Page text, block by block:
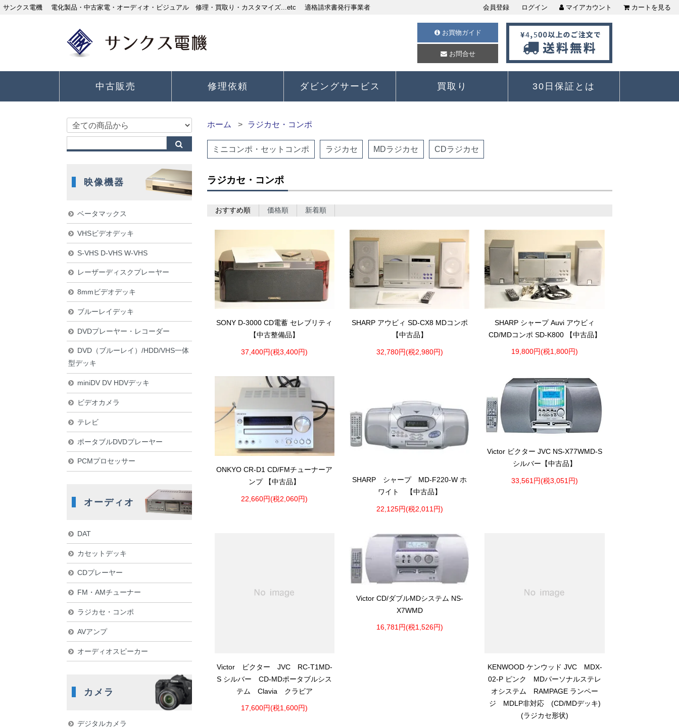
サンクス電機 電化製品・中古家電・オーディオ・ビジュアル 修理・買取り・カスタマイズ...etc 適格請求書発行事業者 会員登録 ログイン マイアカウント カートを見る
お買物ガイド
お問合せ
中古販売 修理依頼 ダビングサービス 買取り 30日保証とは
ホーム ラジカセ・コンポ
ミニコンポ・セットコンポ ラジカセ MDラジカセ CDラジカセ
ラジカセ・コンポ
おすすめ順 価格順 新着順
SONY D-3000 CD電蓄 セレブリティ
【中古整備品】
37,400円(税3,400円)
SHARP アウビィ SD-CX8 MDコンポ
【中古品】
32,780円(税2,980円)
SHARP シャープ Auvi アウビィ
CD/MDコンポ SD-K800 【中古品】
19,800円(税1,800円)
ONKYO CR-D1 CD/FMチューナーア
ンプ 【中古品】
22,660円(税2,060円)
SHARP シャープ MD-F220-W ホ
ワイト 【中古品】
22,125円(税2,011円)
Victor ビクター JVC NS-X77WMD-S
シルバー【中古品】
33,561円(税3,051円)
Victor ビクター JVC RC-T1MD-
S シルバー CD-MDポータブルシス
テム Clavia クラビア
17,600円(税1,600円)
Victor CD/ダブルMDシステム NS-
X7WMD
16,781円(税1,526円)
KENWOOD ケンウッド JVC MDX-
02-P ピンク MDパーソナルステレ
オシステム RAMPAGE ランペー
ジ MDLP非対応 (CD/MDデッキ)
(ラジカセ形状)
映像機器
ベータマックス
VHSビデオデッキ
S-VHS D-VHS W-VHS
レーザーディスクプレーヤー
8mmビデオデッキ
ブルーレイデッキ
DVDプレーヤー・レコーダー
DVD（ブルーレイ）/HDD/VHS一体
型デッキ
miniDV DV HDVデッキ
ビデオカメラ
テレビ
ポータブルDVDプレーヤー
PCMプロセッサー
オーディオ
DAT
カセットデッキ
CDプレーヤー
FM・AMチューナー
ラジカセ・コンポ
AVアンプ
オーディオスピーカー
カメラ
デジタルカメラ